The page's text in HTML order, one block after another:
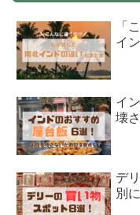
「
イ
イ
壊
デ
別